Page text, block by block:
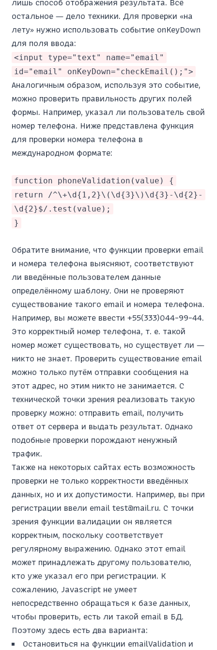
лишь способ отображения результата. Всё
остальное — дело техники. Для проверки «на
лету» нужно использовать событие onKeyDown
для поля ввода:
<input type="text" name="email"
id="email" onKeyDown="checkEmail();">
Аналогичным образом, используя это событие,
можно проверить правильность других полей
формы. Например, указал ли пользователь свой
номер телефона. Ниже представлена функция
для проверки номера телефона в
международном формате:
function phoneValidation(value) {
return /^\+\d{1,2}\(\d{3}\)\d{3}-\d{2}-
\d{2}$/.test(value);
}
Обратите внимание, что функции проверки email
и номера телефона выясняют, соответствуют
ли введённые пользователем данные
определённому шаблону. Они не проверяют
существование такого email и номера телефона.
Например, вы можете ввести +55(333)044-99-44.
Это корректный номер телефона, т. е. такой
номер может существовать, но существует ли —
никто не знает. Проверить существование email
можно только путём отправки сообщения на
этот адрес, но этим никто не занимается. С
технической точки зрения реализовать такую
проверку можно: отправить email, получить
ответ от сервера и выдать результат. Однако
подобные проверки порождают ненужный
трафик.
Также на некоторых сайтах есть возможность
проверки не только корректности введённых
данных, но и их допустимости. Например, вы при
регистрации ввели email test@mail.ru. С точки
зрения функции валидации он является
корректным, поскольку соответствует
регулярному выражению. Однако этот email
может принадлежать другому пользователю,
кто уже указал его при регистрации. К
сожалению, Javascript не умеет
непосредственно обращаться к базе данных,
чтобы проверить, есть ли такой email в БД.
Поэтому здесь есть два варианта:
Остановиться на функции emailValidation и